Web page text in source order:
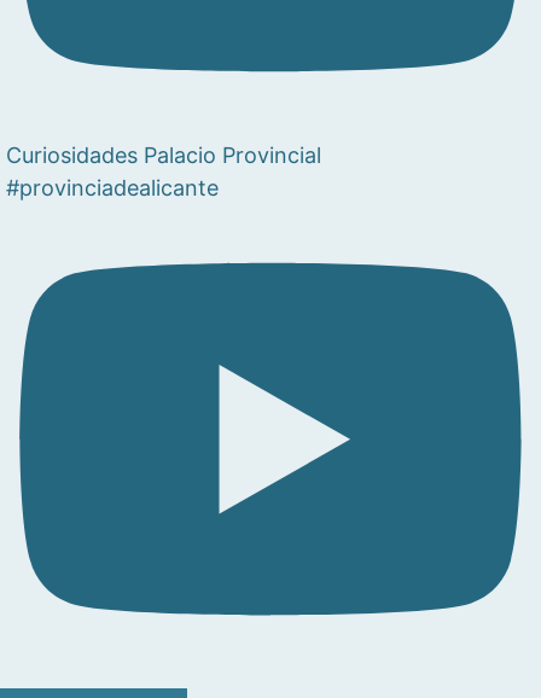
Curiosidades Palacio Provincial
#provinciadealicante